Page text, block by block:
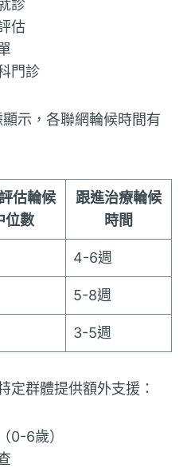
診
估
門診
示，各聯網輪候時間有
估輪候
位數
跟進治療輪候
時間
4-6週
5-8週
3-5週
定群體提供額外支援：
0-6歲）